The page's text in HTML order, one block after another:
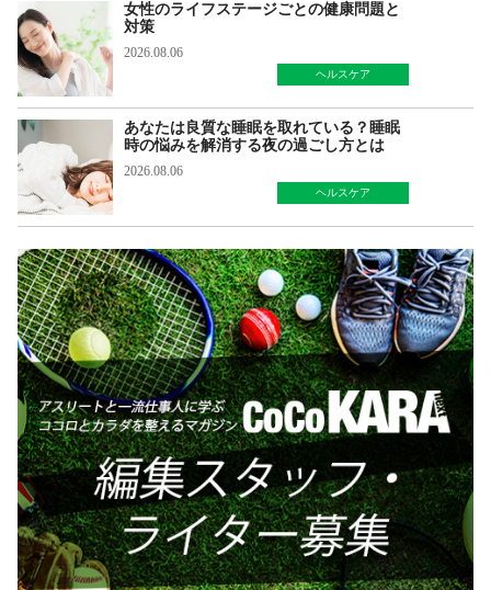
女性のライフステージごとの健康問題と
対策
2026.08.06
ヘルスケア
あなたは良質な睡眠を取れている？睡眠
時の悩みを解消する夜の過ごし方とは
2026.08.06
ヘルスケア